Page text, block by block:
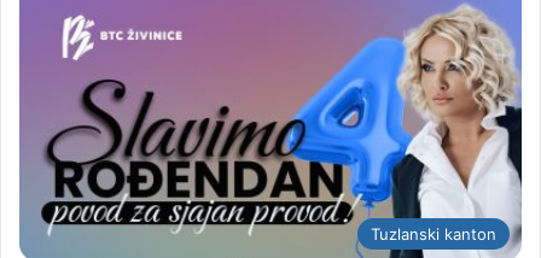
Tuzlanski kanton